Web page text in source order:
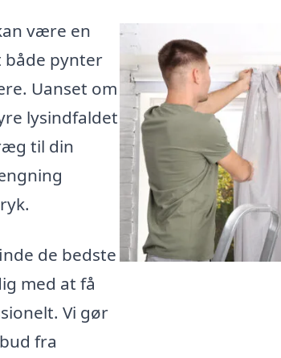
være en
både pynter
Uanset om
lysindfaldet
til din
de bedste
med at få
Vi gør
fra